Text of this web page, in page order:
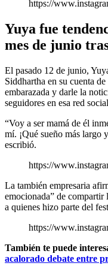
https://
Yuya fue
mes de junio
El pasado 12 de junio,
Siddhartha en su cuenta
embarazada y darle la
seguidores en esa red
“Voy a ser mamá de él
mí. ¡Qué sueño más largo
escribió.
https://
La también empresaria
emocionada” de compartir
a quienes hizo parte del
https://
También te puede
acalorado debate entre